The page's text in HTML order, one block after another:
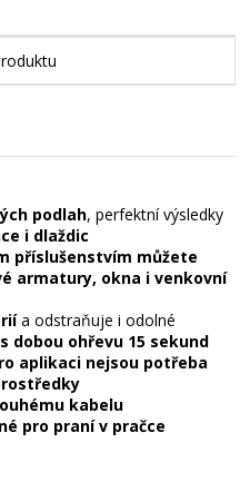
podlah, perfektní výsledky
i dlaždic
příslušenstvím můžete
armatury, okna i venkovní
a odstraňuje i odolné
s dobou ohřevu 15 sekund
aplikaci nejsou potřeba
kabelu
pro praní v pračce